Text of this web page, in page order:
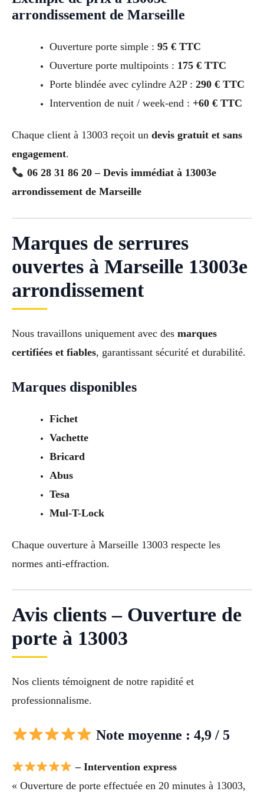
arrondissement de Marseille
Ouverture porte simple : 95 € TTC
Ouverture porte multipoints : 175 € TTC
Porte blindée avec cylindre A2P : 290 € TTC
Intervention de nuit / week-end : +60 € TTC
Chaque client à 13003 reçoit un devis gratuit et sans
engagement.
06 28 31 86 20 – Devis immédiat à 13003e
arrondissement de Marseille
Marques de serrures
ouvertes à Marseille 13003e
arrondissement
Nous travaillons uniquement avec des marques
certifiées et fiables, garantissant sécurité et durabilité.
Marques disponibles
Fichet
Vachette
Bricard
Abus
Tesa
Mul-T-Lock
Chaque ouverture à Marseille 13003 respecte les
normes anti-effraction.
Avis clients – Ouverture de
porte à 13003
Nos clients témoignent de notre rapidité et
professionnalisme.
Note moyenne : 4,9 / 5
– Intervention express
« Ouverture de porte effectuée en 20 minutes à 13003,